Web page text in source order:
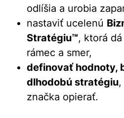
odlíšia a urobia
nastaviť ucelenú
Stratégiu™, ktorá
rámec a smer,
definovať hodnoty,
dlhodobú stratégiu
značka opierať.